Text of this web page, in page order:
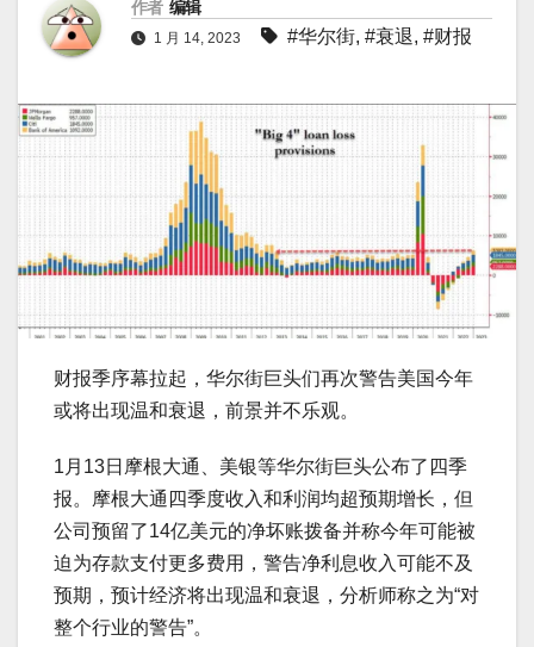
作者 编辑
1 月 14, 2023 #华尔街, #衰退, #财报
财报季序幕拉起，华尔街巨头们再次警告美国今年
或将出现温和衰退，前景并不乐观。
1月13日摩根大通、美银等华尔街巨头公布了四季
报。摩根大通四季度收入和利润均超预期增长，但
公司预留了14亿美元的净坏账拨备并称今年可能被
迫为存款支付更多费用，警告净利息收入可能不及
预期，预计经济将出现温和衰退，分析师称之为“对
整个行业的警告”。